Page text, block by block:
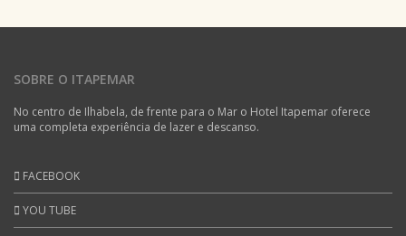
SOBRE O ITAPEMAR
No centro de Ilhabela, de frente para o Mar o Hotel Itapemar oferece
uma completa experiência de lazer e descanso.
FACEBOOK
YOU TUBE